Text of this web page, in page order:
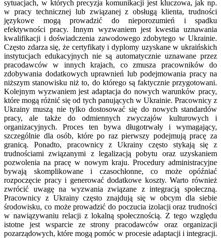
sytuacjach, w których precyzja komunikacji jest kluczowa, jak np.
w pracy technicznej lub związanej z obsługą klienta, trudności
językowe mogą prowadzić do nieporozumień i spadku
efektywności pracy. Innym wyzwaniem jest kwestia uznawania
kwalifikacji i doświadczenia zawodowego zdobytego w Ukrainie.
Często zdarza się, że certyfikaty i dyplomy uzyskane w ukraińskich
instytucjach edukacyjnych nie są automatycznie uznawane przez
pracodawców w innych krajach, co zmusza pracowników do
zdobywania dodatkowych uprawnień lub podejmowania pracy na
niższym stanowisku niż to, do którego są faktycznie przygotowani.
Kolejnym wyzwaniem jest adaptacja do nowych warunków pracy,
które mogą różnić się od tych panujących w Ukrainie. Pracownicy z
Ukrainy muszą nie tylko dostosować się do nowych standardów
pracy, ale także do odmiennych zwyczajów kulturowych i
organizacyjnych. Proces ten bywa długotrwały i wymagający,
szczególnie dla osób, które po raz pierwszy podejmują pracę za
granicą. Ponadto, pracownicy z Ukrainy często stykają się z
trudnościami związanymi z legalizacją pobytu oraz uzyskaniem
pozwolenia na pracę w nowym kraju. Procedury administracyjne
bywają skomplikowane i czasochłonne, co może opóźniać
rozpoczęcie pracy i generować dodatkowe koszty. Warto również
zwrócić uwagę na wyzwania związane z integracją społeczną.
Pracownicy z Ukrainy często znajdują się w obcym dla siebie
środowisku, co może prowadzić do poczucia izolacji oraz trudności
w nawiązywaniu relacji z lokalną społecznością. Z tego względu
istotne jest wsparcie ze strony pracodawców oraz organizacji
pozarządowych, które mogą pomóc w procesie adaptacji i integracji.